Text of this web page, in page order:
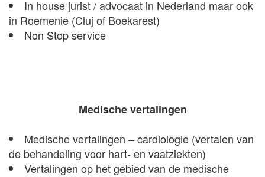
In house jurist / advocaat in Nederland maar ook
in Roemenie (Cluj of Boekarest)
Non Stop service
Medische vertalingen
Medische vertalingen – cardiologie (vertalen van
de behandeling voor hart- en vaatziekten)
Vertalingen op het gebied van de medische